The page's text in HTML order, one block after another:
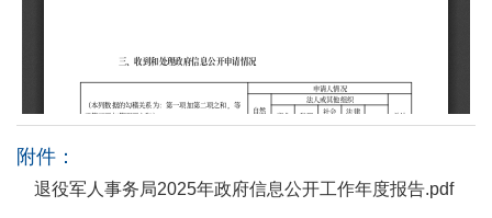
附件：
退役军人事务局2025年政府信息公开工作年度报告.pdf